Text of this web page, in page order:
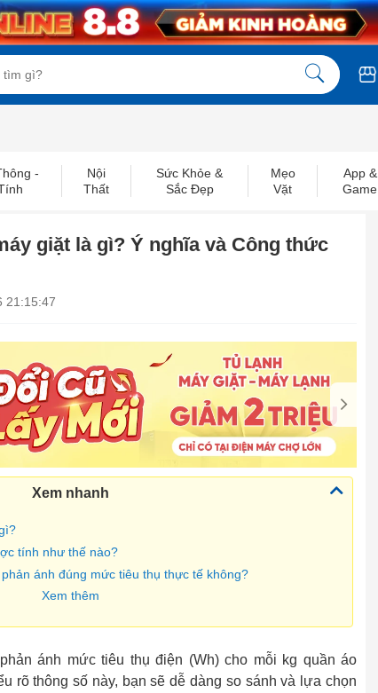
-
Nội
Thất
Sức Khỏe &
Sắc Đẹp
Mẹo
Vặt
App &
Game
giặt là gì? Ý nghĩa và Công thức
21:15:47
Xem nhanh
tính như thế nào?
ánh đúng mức tiêu thụ thực tế không?
Xem thêm
ánh mức tiêu thụ điện (Wh) cho mỗi kg quần áo
rõ thông số này, bạn sẽ dễ dàng so sánh và lựa chọn